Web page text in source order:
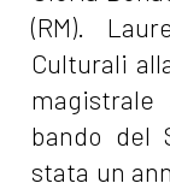
(RM).
Culturali
bando del
stata un